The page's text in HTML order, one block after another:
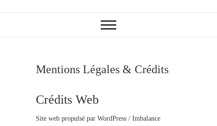
Anne-Claire Fabre
Mentions Légales & Crédits
Crédits Web
Site web propulsé par WordPress / Imbalance